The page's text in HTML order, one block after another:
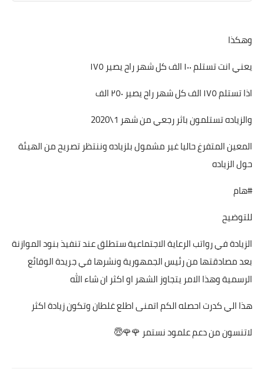
وهكذا
يعني انت تستلم ١٠٠ الف كل شهر راح يصير ١٧٥
اذا تستلم ١٧٥ الف كل شهر راح يصير ٢٥٠ الف
والزياده تستلمون باثر رجعي من شهر 1\2020
المعين المتفرغ حاليا غير مشمول بلزياده وننتظر تصريح من الهيئة
حول الزياده
#هام
للتوضيح
الزيادة في رواتب الرعاية الاجتماعية ستطلق عند تنفيذ بنود الموازنة
بعد مصادقتها من رئيس الجمهورية ونشرها في جريدة الوقائع
الرسمية وهذا الامر يتجاوز الشهر او اكثر ان شاء الله
هذا الي كدرت احصله الكم اتمنى اطلع غلطان وتكون زيادة اكثر
لاتنسون من دعم علمود نستمر 🌹🌹😇